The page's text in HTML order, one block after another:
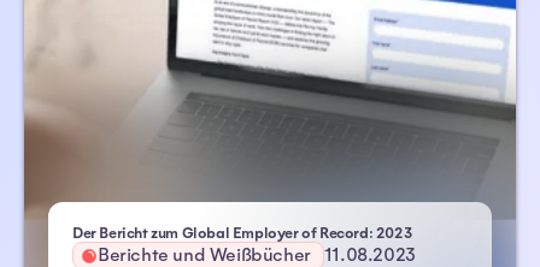
Der Bericht zum Global Employer of Record: 2023- Atlas HXM
Berichte und Weißbücher 11.08.2023